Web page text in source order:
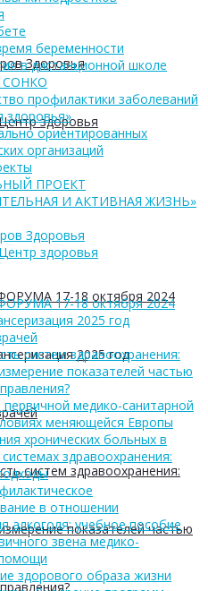
Здоровья
здоровья
17-18 октября 2024
2025 год
систем здравоохранения:
показателей частью
беременности
в дистанционной школе
СОНКО
профилактики заболеваний
здоровья»
ориентированных
организаций
ПРОЕКТ
И АКТИВНАЯ ЖИЗНЬ»
Здоровья
здоровья
17-18 октября 2024
2025 год
систем здравоохранения:
показателей частью
первичной медико-санитарной
меняющейся Европы
хронических больных в
здравоохранения:
в отношении
алкоголя: учебное пособие
звена медико-
здорового образа жизни